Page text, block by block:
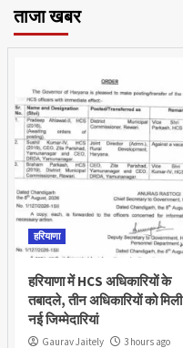
ताजा खबर
हरियाणा
हरियाणा में HCS अधिकारियों के
तबादले, तीन अधिकारियों को मिली
नई जिम्मेदारियां
Gaurav Jaitely
3 hours ago